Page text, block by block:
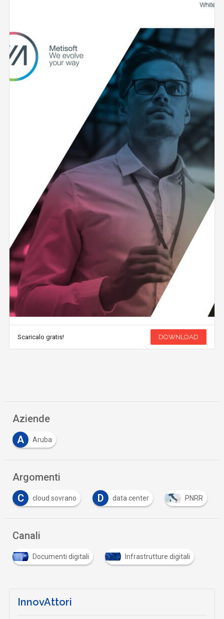
Scaricalo gratis! DOWNLOAD
Aziende
A
Aruba
Argomenti
D
data center PNRR sovranità digitale
Canali
Documenti digitali Infrastrutture digitali
InnovAttori